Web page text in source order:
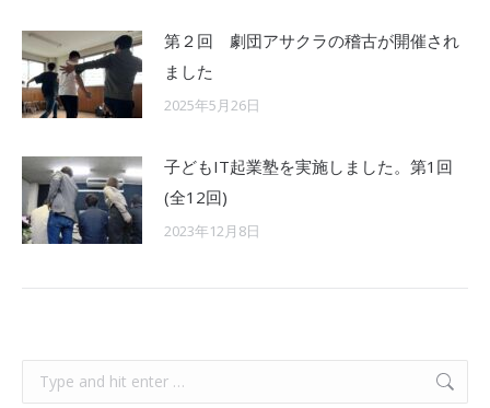
第２回 劇団アサクラの稽古が開催され
ました
2025年5月26日
子どもIT起業塾を実施しました。第1回
(全12回)
2023年12月8日
Search: